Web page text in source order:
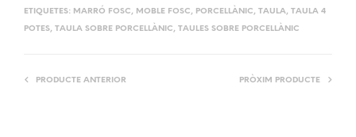
ETIQUETES: MARRÓ FOSC, MOBLE FOSC, PORCELLÀNIC, TAULA, TAULA 4
POTES, TAULA SOBRE PORCELLÀNIC, TAULES SOBRE PORCELLÀNIC
PRODUCTE ANTERIOR PRÒXIM PRODUCTE